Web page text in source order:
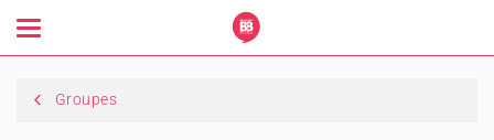
Toggle
navigation
Groupes